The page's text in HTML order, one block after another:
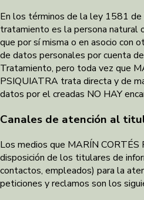
En los términos de la ley 1581
tratamiento es la persona natural
que por sí misma o en asocio con
de datos personales por cuenta
Tratamiento, pero toda vez que
PSIQUIATRA trata directa y de
datos por el creadas NO HAY
Canales de atención al
Los medios que MARÍN
disposición de los titulares de
contactos, empleados) para la
peticiones y reclamos son los